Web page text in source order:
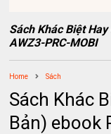
Sách Khác Biệt
AWZ3-PRC-MOBI
Home Sách
Sách Khác
Bản) ebook